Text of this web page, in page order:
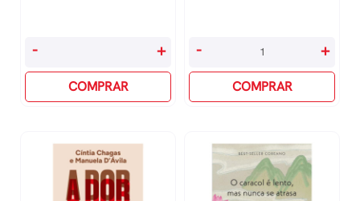
Um
Dia
- +
COMPRAR
Mentes
Desenvolver
Potencial
- +
COMPRAR